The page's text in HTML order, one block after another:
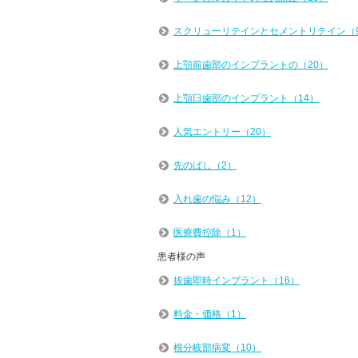
スクリューリテインとセメントリテイン（
上顎前歯部のインプラントの（20）
上顎臼歯部のインプラント（14）
人気エントリー（20）
先のばし（2）
入れ歯の悩み（12）
医療費控除（1）
患者様の声
抜歯即時インプラント（16）
料金・価格（1）
根分岐部病変（10）